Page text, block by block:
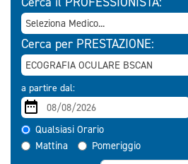
Cerca per PRESTAZIONE:
a partire dal:
Qualsiasi Orario
Mattina
Pomeriggio